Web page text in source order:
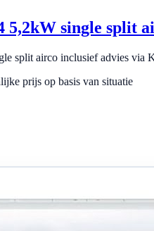
single split
split airco inclusief advies via
prijs op basis van situatie